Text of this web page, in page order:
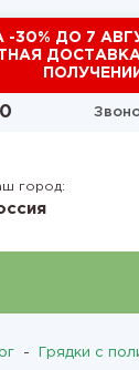
-30% ДО 7
город:
- Грядки с